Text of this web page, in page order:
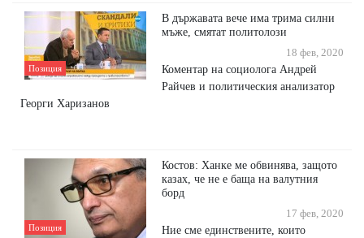
Позиция
В държавата вече има трима силни
мъже, смятат политолози
18 фев, 2020
Коментар на социолога Андрей
Райчев и политическия анализатор
Георги Харизанов
Позиция
Костов: Ханке ме обвинява, защото
казах, че не е баща на валутния
борд
17 фев, 2020
Ние сме единствените, които